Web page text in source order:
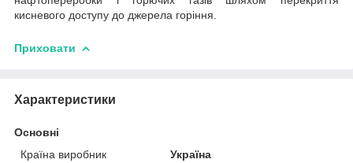
кисневого доступу до джерела горіння.
Приховати
Характеристики
Основні
Країна виробник
Україна